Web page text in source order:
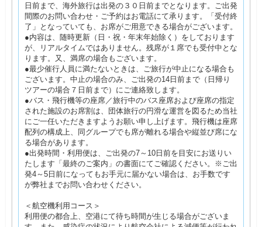
日前まで、海外旅行は出発の３０日前までとなります。ご出発
間際のお問い合わせ・ご予約はお電話にて承ります。「受付終
了」となっていても、お席がご用意できる場合がございます。
●内容は、随時更新（日・祝・年末年始除く）をしております
が、リアルタイムではありません。残席が１席でも受付中とな
ります。又、満席の場合もございます。
●最少催行人員に満たないときは、ご旅行が中止になる場合も
ございます。中止の場合のみ、ご出発の14日前まで（日帰り
ツアーの場合７日前まで）にご連絡致します。
●バス・飛行機等の座席／旅行中のバス座席および座席の指定
された施設のお席割は、団体旅行の円滑な運営を図るため当社
にご一任いただきますようお願い申し上げます。飛行機は座席
配列の構成上、同グループでも席が離れる場合や縦並び席にな
る場合があります。
●出発時間・利用便は、ご出発の7～10日前を目安にお送りい
たします「最終のご案内」の書面にてご確認ください。※ご出
発4～5日前になってもお手元に届かない場合は、お手数です
が弊社までお問い合わせください。
＜航空機利用コース＞
利用便の都合上、空港にて待ち時間が生じる場合がございま